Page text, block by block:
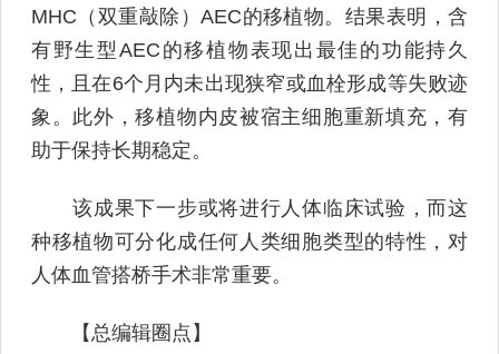
MHC（双重敲除）AEC的移植物。结果表明，含
有野生型AEC的移植物表现出最佳的功能持久
性，且在6个月内未出现狭窄或血栓形成等失败迹
象。此外，移植物内皮被宿主细胞重新填充，有
助于保持长期稳定。
该成果下一步或将进行人体临床试验，而这
种移植物可分化成任何人类细胞类型的特性，对
人体血管搭桥手术非常重要。
【总编辑圈点】